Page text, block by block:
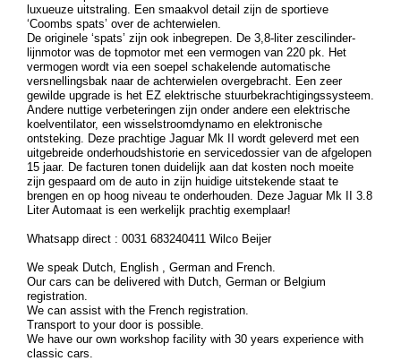
luxueuze uitstraling. Een smaakvol detail zijn de sportieve
‘Coombs spats’ over de achterwielen.
De originele ‘spats’ zijn ook inbegrepen. De 3,8-liter zescilinder-
lijnmotor was de topmotor met een vermogen van 220 pk. Het
vermogen wordt via een soepel schakelende automatische
versnellingsbak naar de achterwielen overgebracht. Een zeer
gewilde upgrade is het EZ elektrische stuurbekrachtigingssysteem.
Andere nuttige verbeteringen zijn onder andere een elektrische
koelventilator, een wisselstroomdynamo en elektronische
ontsteking. Deze prachtige Jaguar Mk II wordt geleverd met een
uitgebreide onderhoudshistorie en servicedossier van de afgelopen
15 jaar. De facturen tonen duidelijk aan dat kosten noch moeite
zijn gespaard om de auto in zijn huidige uitstekende staat te
brengen en op hoog niveau te onderhouden. Deze Jaguar Mk II 3.8
Liter Automaat is een werkelijk prachtig exemplaar!
Whatsapp direct : 0031 683240411 Wilco Beijer
We speak Dutch, English , German and French.
Our cars can be delivered with Dutch, German or Belgium
registration.
We can assist with the French registration.
Transport to your door is possible.
We have our own workshop facility with 30 years experience with
classic cars.